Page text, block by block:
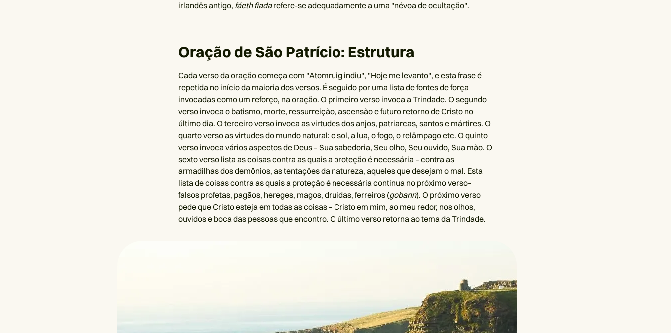
irlandês antigo, fáeth fiadarefere-se adequadamente a uma "névoa de ocultação".
Oração de São Patrício: Estrutura
Cada verso da oração começa com "Atomruig indiu", "Hoje me levanto", e esta frase é
repetida no início da maioria dos versos. É seguido por uma lista de fontes de força
invocadas como um reforço, na oração. O primeiro verso invoca a Trindade. O segundo
verso invoca o batismo, morte, ressurreição, ascensão e futuro retorno de Cristo no
último dia. O terceiro verso invoca as virtudes dos anjos, patriarcas, santos e mártires. O
quarto verso as virtudes do mundo natural: o sol, a lua, o fogo, o relâmpago etc. O quinto
verso invoca vários aspectos de Deus – Sua sabedoria, Seu olho, Seu ouvido, Sua mão. O
sexto verso lista as coisas contra as quais a proteção é necessária – contra as
armadilhas dos demônios, as tentações da natureza, aqueles que desejam o mal. Esta
lista de coisas contra as quais a proteção é necessária continua no próximo verso–
falsos profetas, pagãos, hereges, magos, druidas, ferreiros (gobann). O próximo verso
pede que Cristo esteja em todas as coisas – Cristo em mim, ao meu redor, nos olhos,
ouvidos e boca das pessoas que encontro. O último verso retorna ao tema da Trindade.